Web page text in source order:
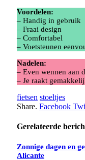
Voordelen:
– Handig in gebruik
– Fraai design
– Comfortabel
– Voetsteunen
Nadelen:
– Even wennen aan
– Je raakt
fietsen stoeltjes
Share. Facebook
Gerelateerde
Zonnige dagen en
Alicante